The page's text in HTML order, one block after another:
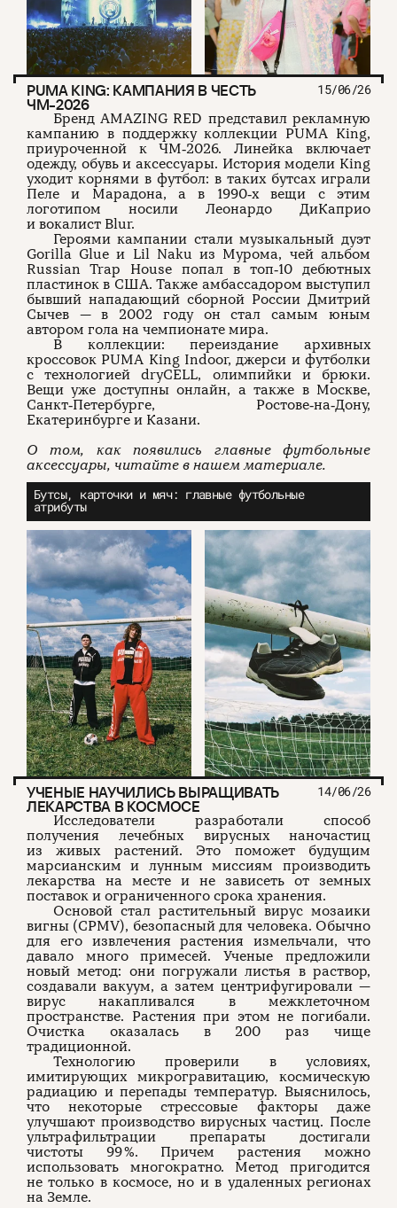
PUMA KING: КАМПАНИЯ В ЧЕСТЬ
ЧМ‑2026
15/06/26
Бренд AMAZING RED представил рекламную
кампанию в поддержку коллекции PUMA King,
приуроченной к ЧМ‑2026. Линейка включает
одежду, обувь и аксессуары. История модели King
уходит корнями в футбол: в таких бутсах играли
Пеле и Марадона, а в 1990‑х вещи с этим
логотипом носили Леонардо ДиКаприо
и вокалист Blur.
Героями кампании стали музыкальный дуэт
Gorilla Glue и Lil Naku из Мурома, чей альбом
Russian Trap House попал в топ‑10 дебютных
пластинок в США. Также амбассадором выступил
бывший нападающий сборной России Дмитрий
Сычев — в 2002 году он стал самым юным
автором гола на чемпионате мира.
В коллекции: переиздание архивных
кроссовок PUMA King Indoor, джерси и футболки
с технологией dryCELL, олимпийки и брюки.
Вещи уже доступны онлайн, а также в Москве,
Санкт‑Петербурге, Ростове‑на‑Дону,
Екатеринбурге и Казани.
О том, как появились главные футбольные
аксессуары, читайте в нашем материале.
Бутсы, карточки и мяч: главные футбольные
атрибуты
УЧЕНЫЕ НАУЧИЛИСЬ ВЫРАЩИВАТЬ
ЛЕКАРСТВА В КОСМОСЕ
14/06/26
Исследователи разработали способ
получения лечебных вирусных наночастиц
из живых растений. Это поможет будущим
марсианским и лунным миссиям производить
лекарства на месте и не зависеть от земных
поставок и ограниченного срока хранения.
Основой стал растительный вирус мозаики
вигны (CPMV), безопасный для человека. Обычно
для его извлечения растения измельчали, что
давало много примесей. Ученые предложили
новый метод: они погружали листья в раствор,
создавали вакуум, а затем центрифугировали —
вирус накапливался в межклеточном
пространстве. Растения при этом не погибали.
Очистка оказалась в 200 раз чище
традиционной.
Технологию проверили в условиях,
имитирующих микрогравитацию, космическую
радиацию и перепады температур. Выяснилось,
что некоторые стрессовые факторы даже
улучшают производство вирусных частиц. После
ультрафильтрации препараты достигали
чистоты 99 %. Причем растения можно
использовать многократно. Метод пригодится
не только в космосе, но и в удаленных регионах
на Земле.